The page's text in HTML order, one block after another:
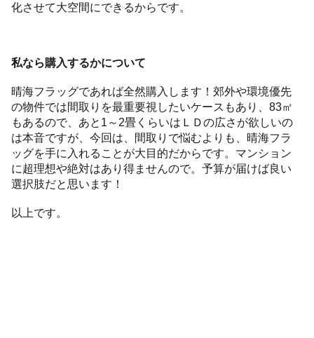
化させて大空間にできるからです。
私なら購入するかについて
晴海フラッグであれば全然購入します！郊外や環境優先
の物件では間取りを最重要視したいケースもあり、83㎡
もあるので、あと1～2畳くらいはＬＤの広さが欲しいの
は本音ですが、今回は、間取りで悩むよりも、晴海フラ
ッグを手に入れることが大目的だからです。マンション
に超理想や絶対はあり得ませんので。予算が届けば良い
選択肢だと思います！
以上です。